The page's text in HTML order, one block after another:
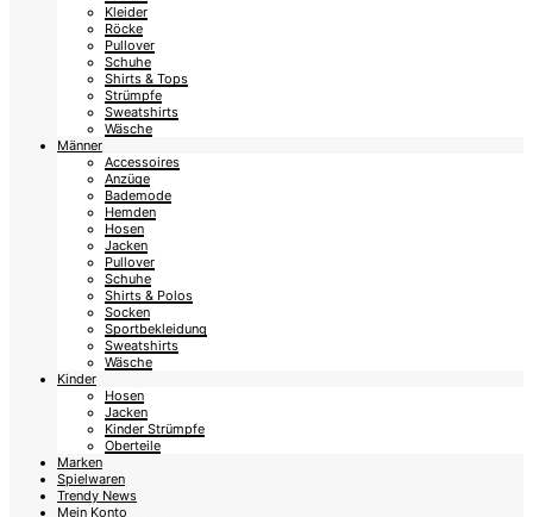
Kleider
Röcke
Pullover
Schuhe
Shirts & Tops
Strümpfe
Sweatshirts
Wäsche
Männer
Accessoires
Anzüge
Bademode
Hemden
Hosen
Jacken
Pullover
Schuhe
Shirts & Polos
Socken
Sportbekleidung
Sweatshirts
Wäsche
Kinder
Hosen
Jacken
Kinder Strümpfe
Oberteile
Marken
Spielwaren
Trendy News
Mein Konto